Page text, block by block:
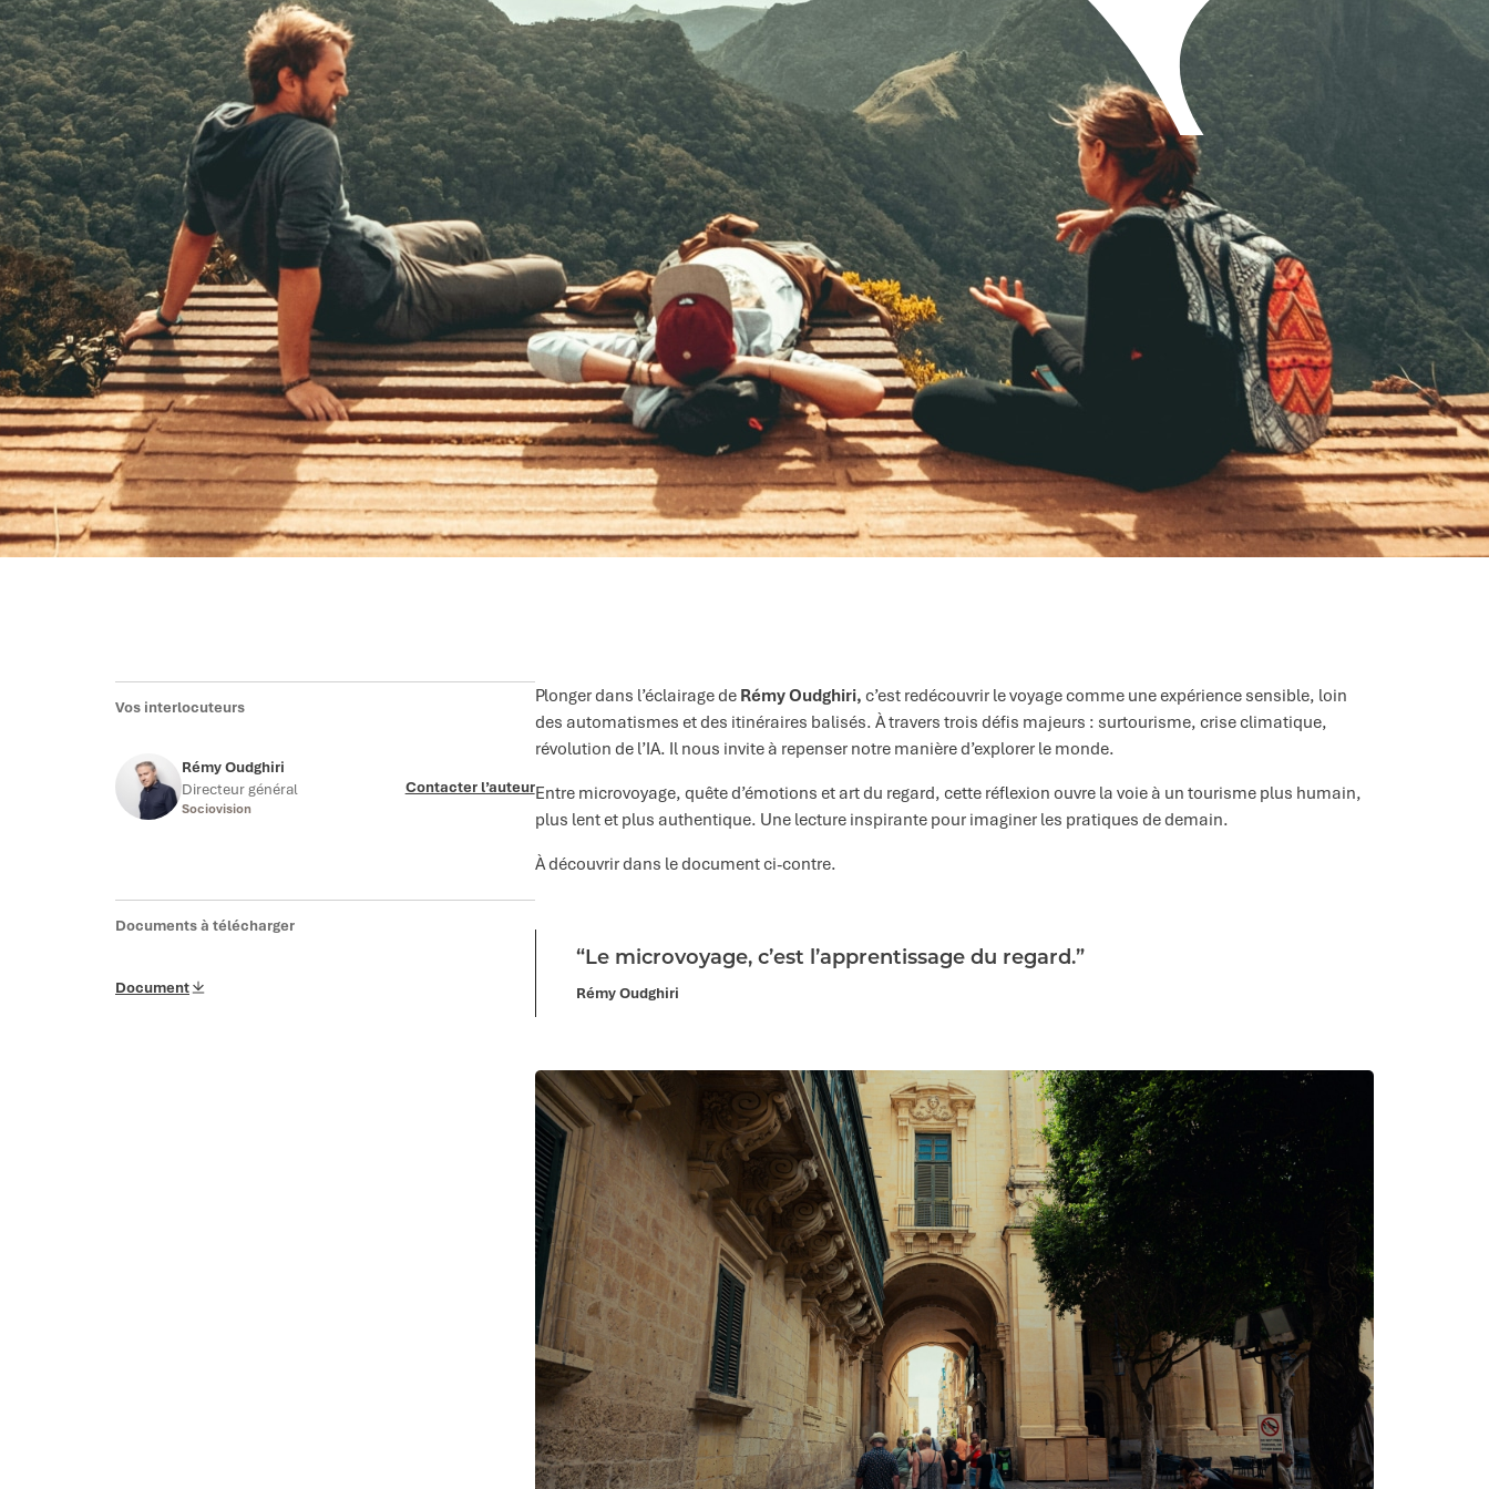
Vos interlocuteurs
Rémy Oudghiri
Directeur général
Sociovision
Contacter l’auteur
Documents à télécharger
Document
Plonger dans l’éclairage de Rémy Oudghiri, c’est redécouvrir le voyage comme une expérience sensible, loin
des automatismes et des itinéraires balisés. À travers trois défis majeurs : surtourisme, crise climatique,
révolution de l’IA. Il nous invite à repenser notre manière d’explorer le monde.
Entre microvoyage, quête d’émotions et art du regard, cette réflexion ouvre la voie à un tourisme plus humain,
plus lent et plus authentique. Une lecture inspirante pour imaginer les pratiques de demain.
À découvrir dans le document ci-contre.
“Le microvoyage, c’est l’apprentissage du regard.”
Rémy Oudghiri